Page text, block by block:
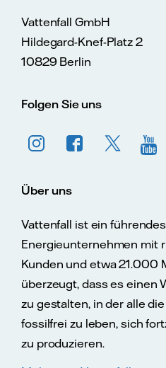
Vattenfall GmbH
Hildegard-Knef-Platz 2
10829 Berlin
Folgen Sie uns
Über uns
Vattenfall ist ein
Energieunternehmen mit
Kunden und etwa 21.000
überzeugt, dass es einen
zu gestalten, in der alle
fossilfrei zu leben, sich
zu produzieren.